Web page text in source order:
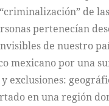
de
pertenecían
de nuestro
mexicano por una
exclusiones:
en una región